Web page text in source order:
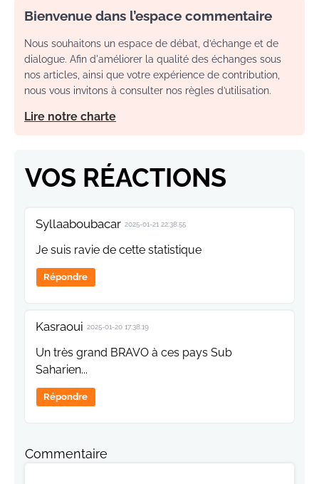
Bienvenue dans l’espace commentaire
Nous souhaitons un espace de débat, d’échange et de
dialogue. Afin d'améliorer la qualité des échanges sous
nos articles, ainsi que votre expérience de contribution,
nous vous invitons à consulter nos règles d’utilisation.
Lire notre charte
VOS RÉACTIONS
Syllaaboubacar 2025-01-21 22:38:55
Je suis ravie de cette statistique
Répondre
Kasraoui 2025-01-20 17:38:19
Un très grand BRAVO à ces pays Sub
Saharien...
Répondre
Commentaire